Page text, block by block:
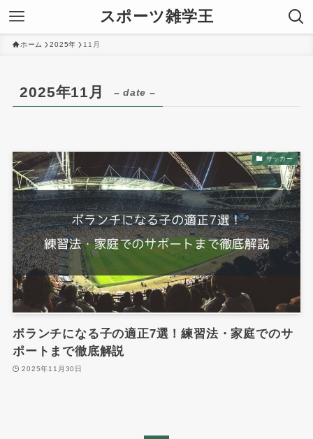
スポーツ雑学王
ホーム 2025年 11月
2025年11月 – date –
サッカー
ボランチになる子の適正7選！練習法・家庭でのサ
ポートまで徹底解説
2025年11月30日